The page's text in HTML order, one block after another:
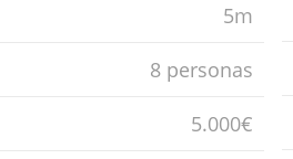
5m
8 personas
5.000€